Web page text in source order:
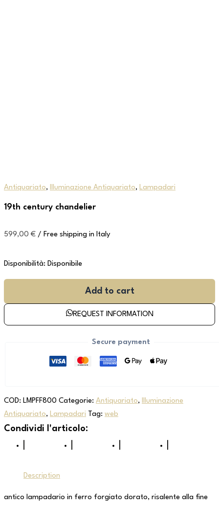
Antiquariato, Illuminazione Antiquariato, Lampadari
19th century chandelier
599,00 € / Free shipping in Italy
Disponibilità: Disponibile
Add to cart
REQUEST INFORMATION
Secure payment
COD: LMPFF800 Categorie: Antiquariato, Illuminazione
Antiquariato, Lampadari Tag: web
Description
antico lampadario in ferro forgiato dorato, risalente alla fine